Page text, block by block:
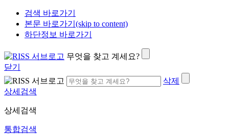
검색 바로가기
본문 바로가기(skip to content)
하단정보 바로가기
무엇을 찾고 계세요?
닫기
삭제
상세검색
상세검색
통합검색